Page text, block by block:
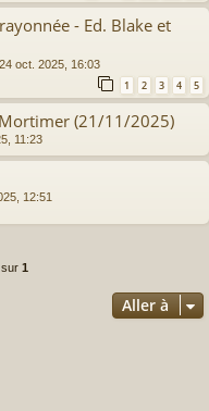
- Ed. Blake et
24 oct. 2025, 16:03
1 2 3 4 5
(21/11/2025)
11:23
12:51
sur 1
Aller à